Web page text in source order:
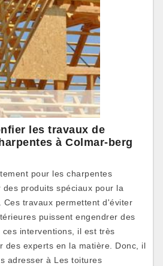
les travaux de
à Colmar-berg
pour les charpentes
produits spéciaux pour la
Ces travaux permettent d'éviter
puissent engendrer des
interventions, il est très
des experts en la matière. Donc, il
adresser à Les toitures